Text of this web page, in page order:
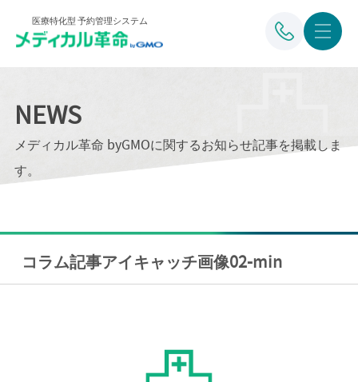
医療特化型 予約管理システム
NEWS
メディカル革命 byGMOに関するお知らせ記事を掲載しま
す。
コラム記事アイキャッチ画像02-min